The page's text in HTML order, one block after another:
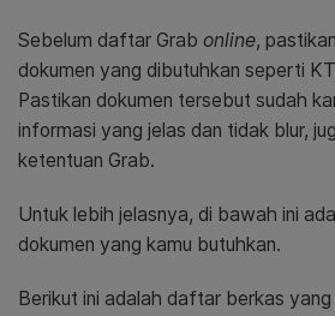
Sebelum daftar Grab online,
dokumen yang dibutuhkan seperti
Pastikan dokumen tersebut sudah
informasi yang jelas dan tidak blur,
ketentuan Grab.
Untuk lebih jelasnya, di bawah ini
dokumen yang kamu butuhkan.
Berikut ini adalah daftar berkas